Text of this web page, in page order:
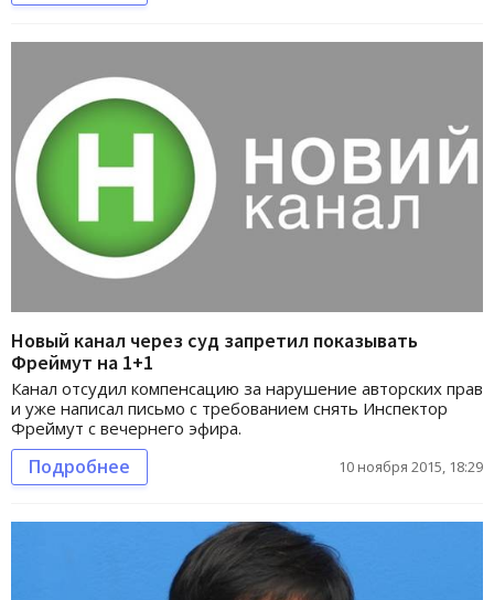
Новый канал через суд запретил показывать
Фреймут на 1+1
Канал отсудил компенсацию за нарушение авторских прав
и уже написал письмо с требованием снять Инспектор
Фреймут с вечернего эфира.
Подробнее 10 ноября 2015, 18:29